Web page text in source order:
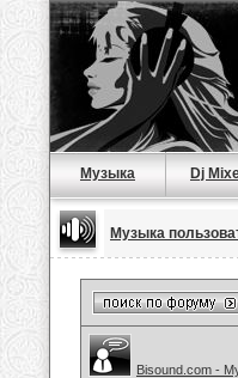
Музыка Dj
Музыка
Bisound.com -